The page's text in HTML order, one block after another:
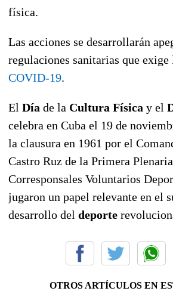
física.
Las acciones se desarrollarán
regulaciones sanitarias que exige
COVID-19.
El Día de la Cultura Física y el
celebra en Cuba el 19 de
la clausura en 1961 por el
Castro Ruz de la Primera
Corresponsales Voluntarios
jugaron un papel relevante en el
desarrollo del deporte
OTROS ARTÍCULOS EN